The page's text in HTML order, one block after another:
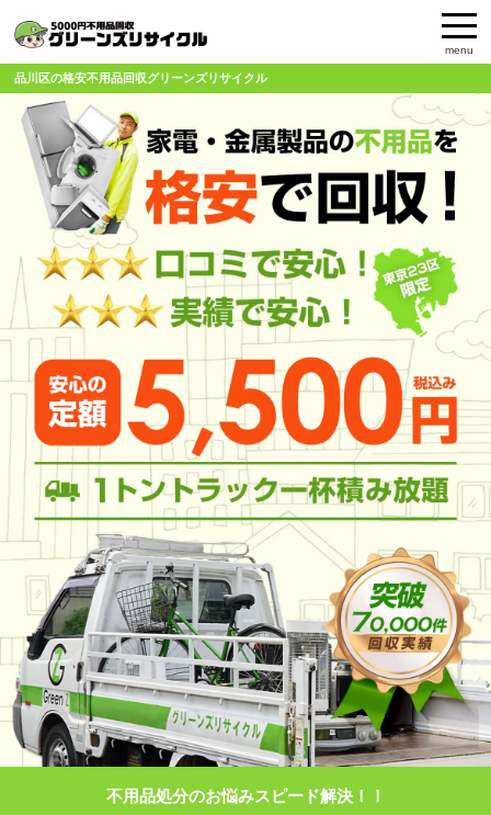
menu
品川区の格安不用品回収グリーンズリサイクル
不用品処分のお悩みスピード解決！！